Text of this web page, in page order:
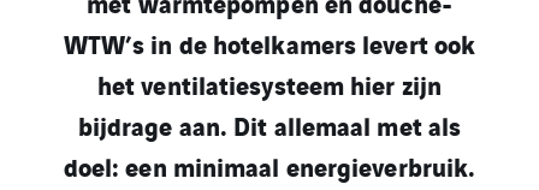
WTW’s in de hotelkamers levert ook
het ventilatiesysteem hier zijn
bijdrage aan. Dit allemaal met als
doel: een minimaal energieverbruik.